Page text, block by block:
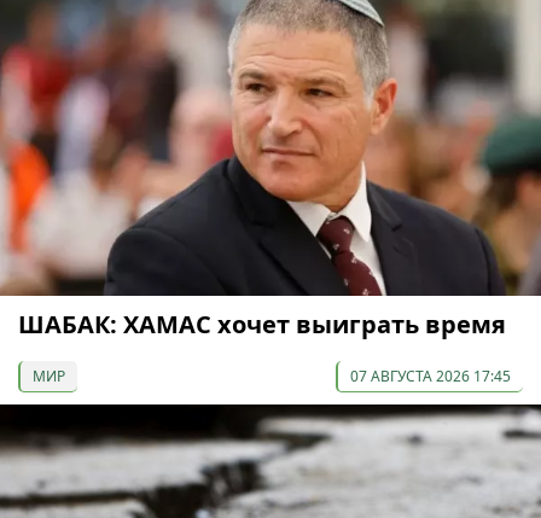
ШАБАК: ХАМАС хочет выиграть время
МИР 07 АВГУСТА 2026 17:45